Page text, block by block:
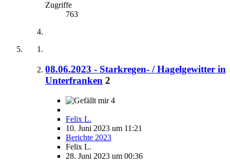
Zugriffe
763
08.06.2023 - Starkregen- / Hagelgewitter in
Unterfranken 2
4
Felix L.
10. Juni 2023 um 11:21
Berichte 2023
Felix L.
28. Juni 2023 um 00:36